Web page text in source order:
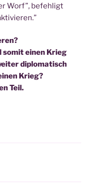
Worf”, befeh­ligt
somit einen Krieg
diplo­ma­tisch
Krieg?
Teil.